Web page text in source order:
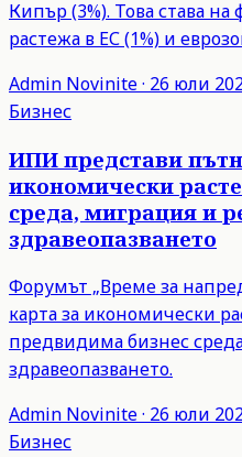
Кипър (3%). Това става на
растежа в ЕС (1%) и
Admin Novinite· 26 юли
Бизнес
ИПИ представи
икономически
среда, миграция и
здравеопазването
Форумът „Време за
карта за икономически
предвидима бизнес
здравеопазването.
Admin Novinite· 26 юли
Бизнес